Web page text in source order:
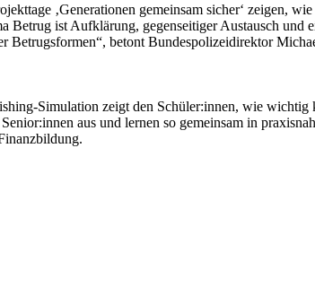
‚Generationen gemeinsam sicher‘ zeigen,
ist Aufklärung, gegenseitiger Austausch und
Betrugsformen“, betont Bundespolizeidirektor
Simulation zeigt den Schüler:innen, wie
aus und lernen so gemeinsam in